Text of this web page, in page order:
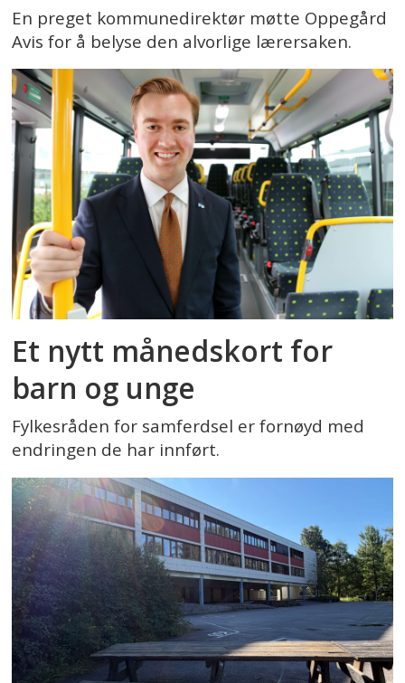
En preget kommunedirektør møtte Oppegård
Avis for å belyse den alvorlige lærersaken.
Et nytt månedskort for
barn og unge
Fylkesråden for samferdsel er fornøyd med
endringen de har innført.